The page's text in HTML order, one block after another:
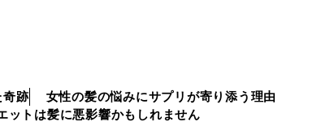
奇跡
女性の髪の悩みにサプリが寄り添う理由
ットは髪に悪影響かもしれません